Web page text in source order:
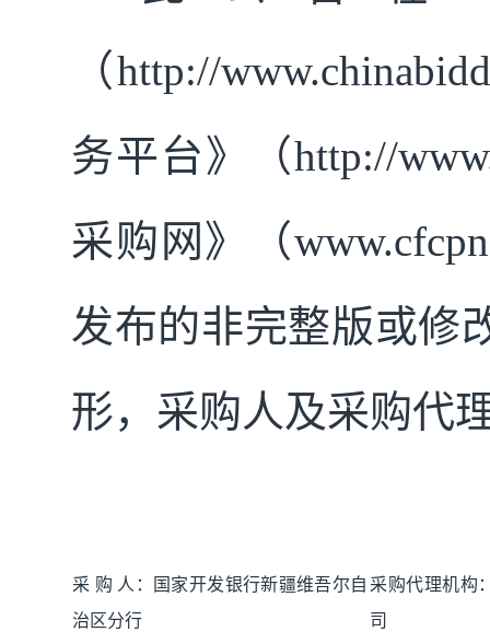
（http://
务平台》（http://
采购网》（
发布的非完整版或修
形，采购人及采购代
采 购 人：国家开发银行新疆维吾尔自
治区分行
采购代理机构
司